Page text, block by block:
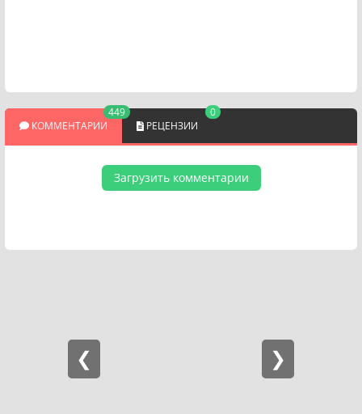
КОММЕНТАРИИ
449
РЕЦЕНЗИИ
0
Загрузить комментарии